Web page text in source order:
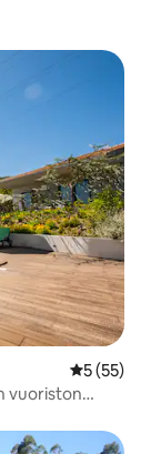
5 (55)
vuoriston